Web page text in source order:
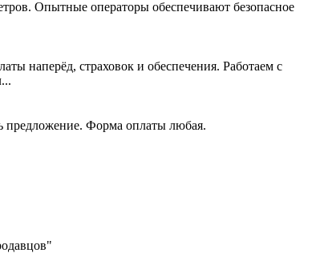
Опытные операторы обеспечивают безопасное
наперёд, страховок и обеспечения. Работаем с
предложение. Форма оплаты любая.